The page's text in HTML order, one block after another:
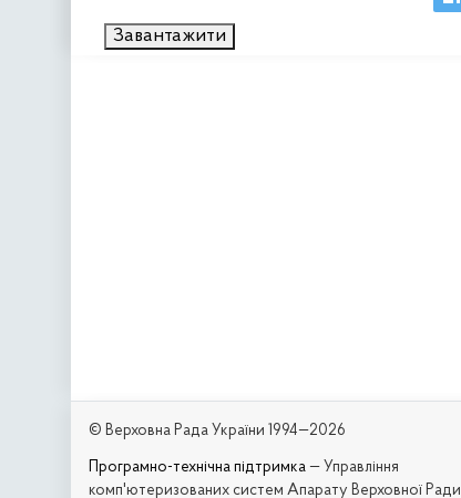
Завантажити
© Верховна Рада України 1994—2026
Програмно-технічна підтримка — Управління
комп'ютеризованих систем Апарату Верховної Ради